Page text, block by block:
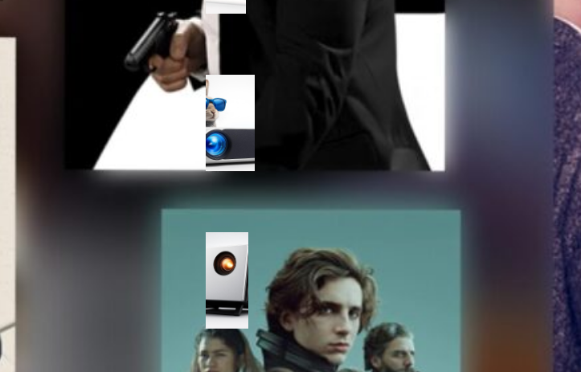
Proiettore 4K AKIYO per home
theater da 300 pollici, il best
buy del momento su Amazon
proiettore 4K pensato per
gaming e cinema in salotto in
offerta su Amazon